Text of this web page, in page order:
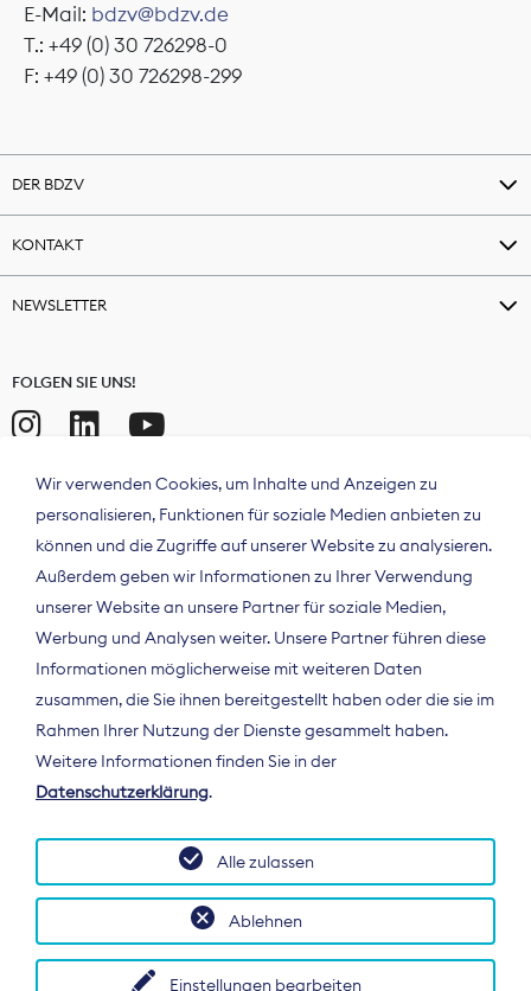
E-Mail: bdzv@bdzv.de
T.: +49 (0) 30 726298-0
F: +49 (0) 30 726298-299
DER BDZV
KONTAKT
NEWSLETTER
FOLGEN SIE UNS!
Der Bundesverband Digitalpublisher und
Zeitungsverleger (BDZV) vertritt als
Spitzenorganisation die Interessen der
Deutschland und auf EU-Ebene.
Wir verwenden Cookies, um Inhalte und Anzeigen zu
personalisieren, Funktionen für soziale Medien anbieten zu
können und die Zugriffe auf unserer Website zu analysieren.
Außerdem geben wir Informationen zu Ihrer Verwendung
unserer Website an unsere Partner für soziale Medien,
Werbung und Analysen weiter. Unsere Partner führen diese
Informationen möglicherweise mit weiteren Daten
zusammen, die Sie ihnen bereitgestellt haben oder die sie im
Rahmen Ihrer Nutzung der Dienste gesammelt haben.
Weitere Informationen finden Sie in der
Datenschutzerklärung.
Einstellungen bearbeiten
Ablehnen
Alle zulassen